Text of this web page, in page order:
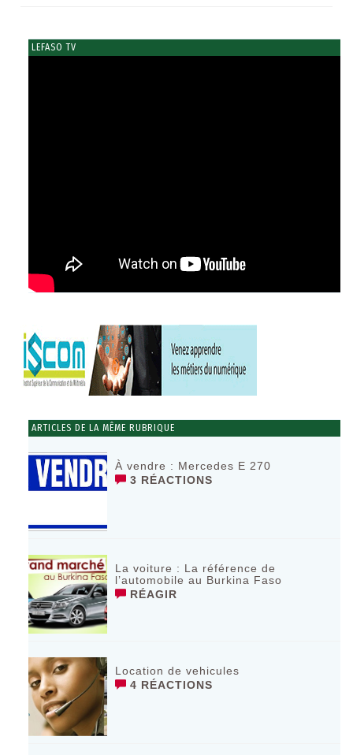
LEFASO TV
ARTICLES DE LA MÊME RUBRIQUE
À vendre : Mercedes E 270
3 RÉACTIONS
La voiture : La référence de
l’automobile au Burkina Faso
RÉAGIR
Location de vehicules
4 RÉACTIONS